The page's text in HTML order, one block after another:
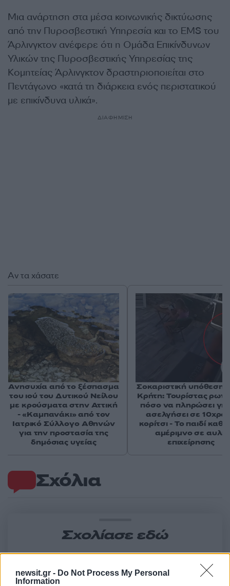
newsit.gr - Do Not Process My Personal
Information
Μια ανάρτηση στα μέσα κοινωνικής δικτύωσης
από την Πυροσβεστική Υπηρεσία και το EMS του
Άρλινγκτον ανέφερε ότι η Ομάδα Επικίνδυνων
Υλικών της Πυροσβεστικής Υπηρεσίας της
Κομητείας Άρλινγκτον δραστηριοποιείται στο
Πεντάγωνο «κατά τη διάρκεια ενός περιστατικού
με επικίνδυνα υλικά».
ΔΙΑΦΗΜΙΣΗ
Σχόλια
Σχολίασε εδώ
50 /50
Αν τα χάσατε
Ανησυχία από το ξέσπασμα
του ιού του Δυτικού Νείλου
με κρούσματα στην Αττική
- «Καμπανάκι» από τον
Ιατρικό Σύλλογο Αθηνών
για την προστασία της
δημόσιας υγείας
Σοκαριστική υπόθεση
Κρήτη: Τουρίστας
πόσο να πληρώσει
ασελγήσει σε
κορίτσι - Το παιδί
αμέριμνο σε αυλή
επιχείρησης